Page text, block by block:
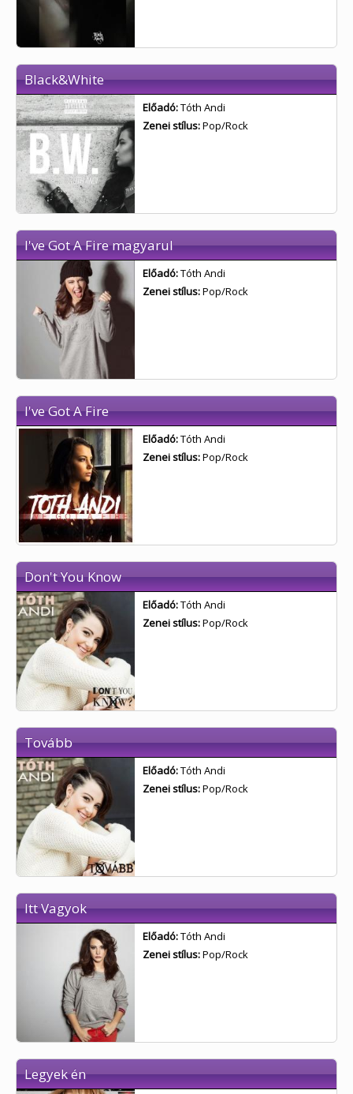
Black&White
Előadó:Tóth Andi
Zenei stílus:Pop/Rock
I've Got A Fire magyarul
Előadó:Tóth Andi
Zenei stílus:Pop/Rock
I've Got A Fire
Előadó:Tóth Andi
Zenei stílus:Pop/Rock
Don't You Know
Előadó:Tóth Andi
Zenei stílus:Pop/Rock
Tovább
Előadó:Tóth Andi
Zenei stílus:Pop/Rock
Itt Vagyok
Előadó:Tóth Andi
Zenei stílus:Pop/Rock
Legyek én